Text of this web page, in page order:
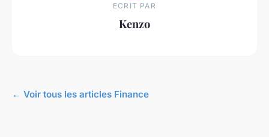
ECRIT PAR
Kenzo
← Voir tous les articles Finance